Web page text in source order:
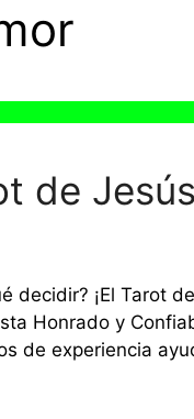
de
decidir? ¡El Tarot
Honrado y
de experiencia